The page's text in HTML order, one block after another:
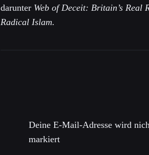
darunter Web of Deceit: Britain’s Real
Radical Islam.
Deine E-Mail-Adresse wird
markiert